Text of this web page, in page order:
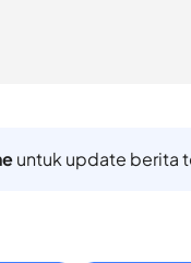
untuk update berita